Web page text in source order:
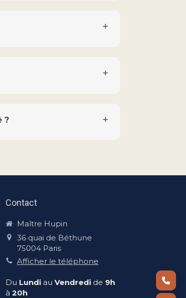
?
Contact
Maître Hupin
36 quai de Béthune
75004 Paris
Afficher le téléphone
Du Lundiau Vendredide 9h
à 20h